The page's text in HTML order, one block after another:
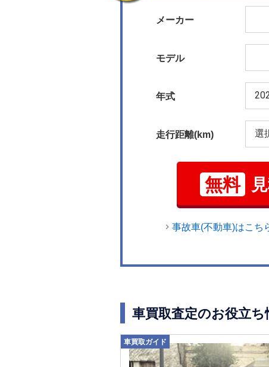
メーカー
モデル
年式
走行距離(km)
無料
事故車(不動車)はこち
車買取査定のお役立ち
車買取ガイド